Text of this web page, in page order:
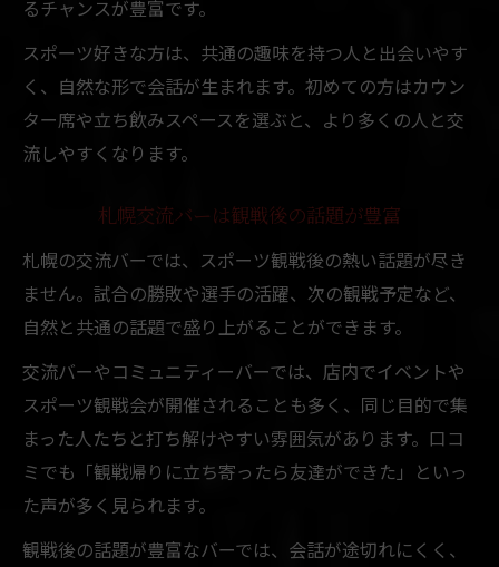
るチャンスが豊富です。
スポーツ好きな方は、共通の趣味を持つ人と出会いやす
く、自然な形で会話が生まれます。初めての方はカウン
ター席や立ち飲みスペースを選ぶと、より多くの人と交
流しやすくなります。
札幌交流バーは観戦後の話題が豊富
札幌の交流バーでは、スポーツ観戦後の熱い話題が尽き
ません。試合の勝敗や選手の活躍、次の観戦予定など、
自然と共通の話題で盛り上がることができます。
交流バーやコミュニティーバーでは、店内でイベントや
スポーツ観戦会が開催されることも多く、同じ目的で集
まった人たちと打ち解けやすい雰囲気があります。口コ
ミでも「観戦帰りに立ち寄ったら友達ができた」といっ
た声が多く見られます。
観戦後の話題が豊富なバーでは、会話が途切れにくく、